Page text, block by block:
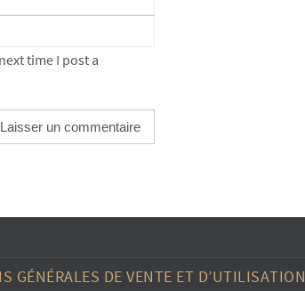
time I post a
GÉNÉRALES DE VENTE ET D’UTILISATION